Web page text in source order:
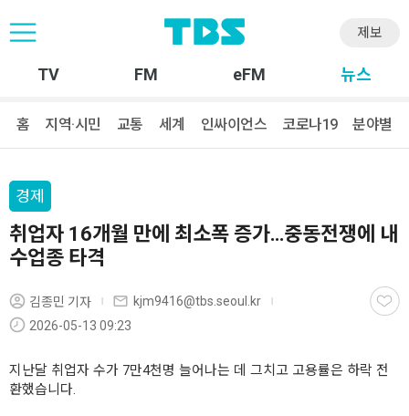
제보
TV FM eFM 뉴스
홈 지역·시민 교통 세계 인싸이언스 코로나19 분야별
경제
취업자 16개월 만에 최소폭 증가…중동전쟁에 내
수업종 타격
김종민 기자
kjm9416@tbs.seoul.kr
2026-05-13 09:23
지난달 취업자 수가 7만4천명 늘어나는 데 그치고 고용률은 하락 전
환했습니다.